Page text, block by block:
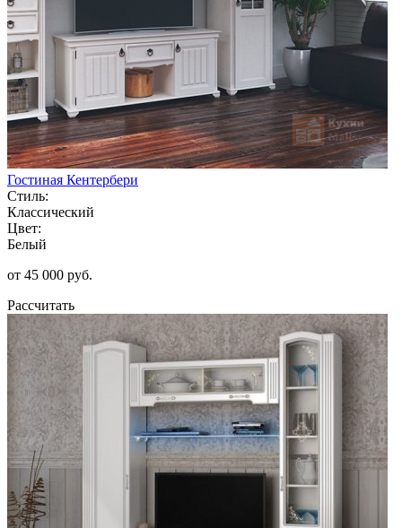
Гостиная Кентербери
Стиль:
Классический
Цвет:
Белый
от 45 000 руб.
Рассчитать